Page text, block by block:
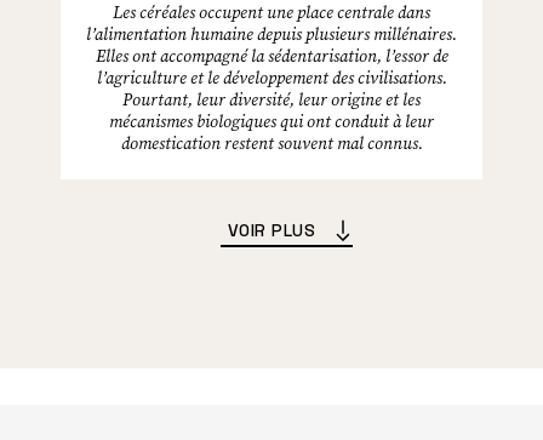
Les céréales occupent une place centrale dans
l’alimentation humaine depuis plusieurs millénaires.
Elles ont accompagné la sédentarisation, l’essor de
l’agriculture et le développement des civilisations.
Pourtant, leur diversité, leur origine et les
mécanismes biologiques qui ont conduit à leur
domestication restent souvent mal connus.
VOIR PLUS